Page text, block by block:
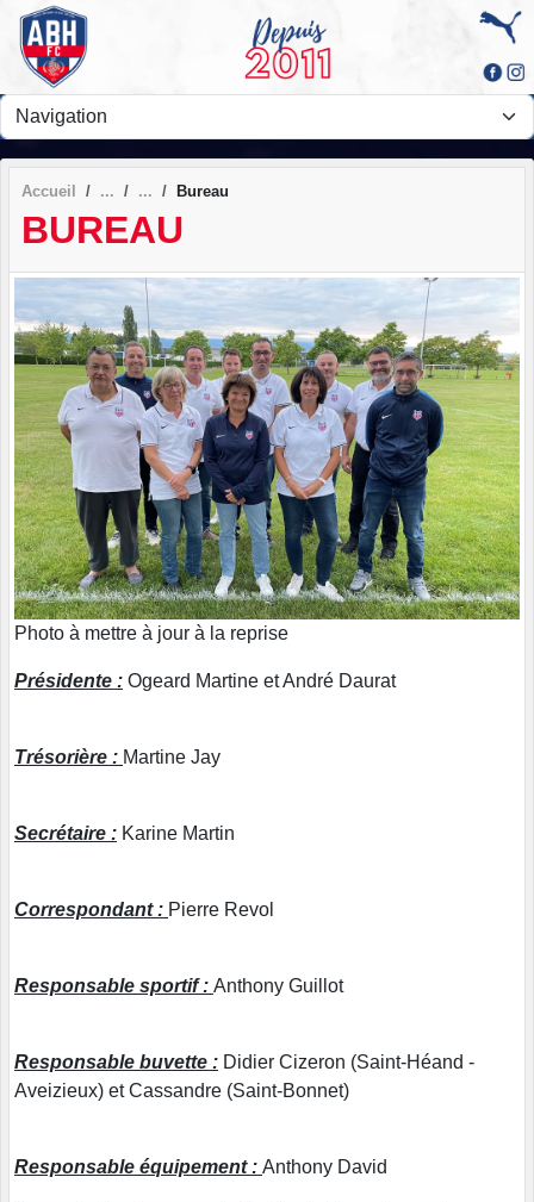
Accueil Bureau
BUREAU
Photo à mettre à jour à la reprise
Présidente : Ogeard Martine et André Daurat
Trésorière : Martine Jay
Secrétaire : Karine Martin
Correspondant : Pierre Revol
Responsable sportif : Anthony Guillot
Responsable buvette : Didier Cizeron (Saint-Héand -
Aveizieux) et Cassandre (Saint-Bonnet)
Responsable équipement : Anthony David
Panneau de gestion des cookies